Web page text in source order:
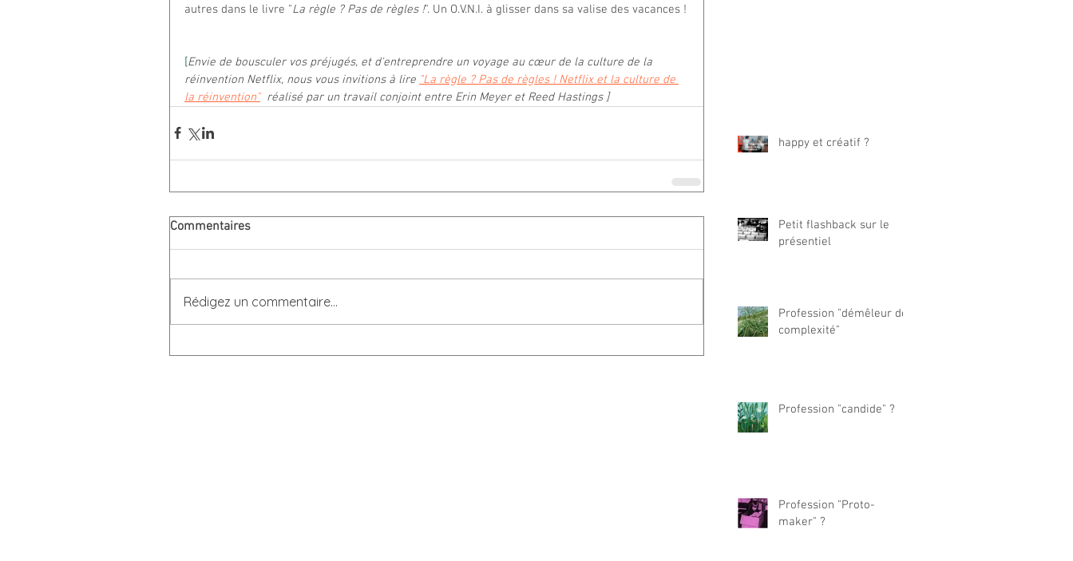
autres dans le livre "La règle ? Pas de règles !". Un O.V.N.I. à glisser dans sa valise des vacances !
[Envie de bousculer vos préjugés, et d'entreprendre un voyage au cœur de la culture de la
réinvention Netflix, nous vous invitions à lire "La règle ? Pas de règles ! Netflix et la culture de
la réinvention"
  réalisé par un travail conjoint entre Erin Meyer et Reed Hastings ]
Commentaires
Rédigez un commentaire...
happy et créatif ?
Petit flashback sur le
présentiel
Profession "démêleur de
complexité"
Profession "candide" ?
Profession "Proto-
maker" ?